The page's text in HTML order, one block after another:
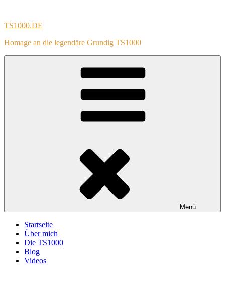
springen
TS1000.DE
Homage an die legendäre Grundig TS1000
Menü
Startseite
Über mich
Die TS1000
Blog
Videos